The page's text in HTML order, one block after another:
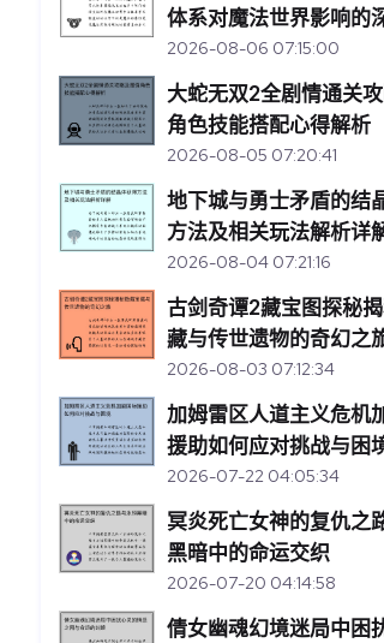
体系对魔法世界影响的
2026-08-06 07:15:00
大蛇无双2全剧情通关
角色技能搭配心得解析
2026-08-05 07:20:41
地下城与勇士矛盾的结
方法及相关玩法解析详
2026-08-04 07:21:16
古剑奇谭2藏宝图探秘
藏与传世遗物的奇幻之
2026-08-03 07:12:34
加姆雷区人道主义危机
援助如何应对挑战与困
2026-07-22 04:05:34
冥炎死亡女神的复仇之
黑暗中的命运交织
2026-07-20 04:14:58
倩女幽魂幻境迷局中困